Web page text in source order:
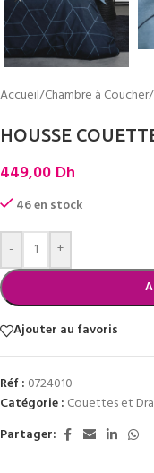
Accueil/Chambre à Coucher/
HOUSSE
449,00 Dh
46 en stock
- +
Ajouter au favoris
Réf : 0724010
Catégorie : Couettes et
Partager: